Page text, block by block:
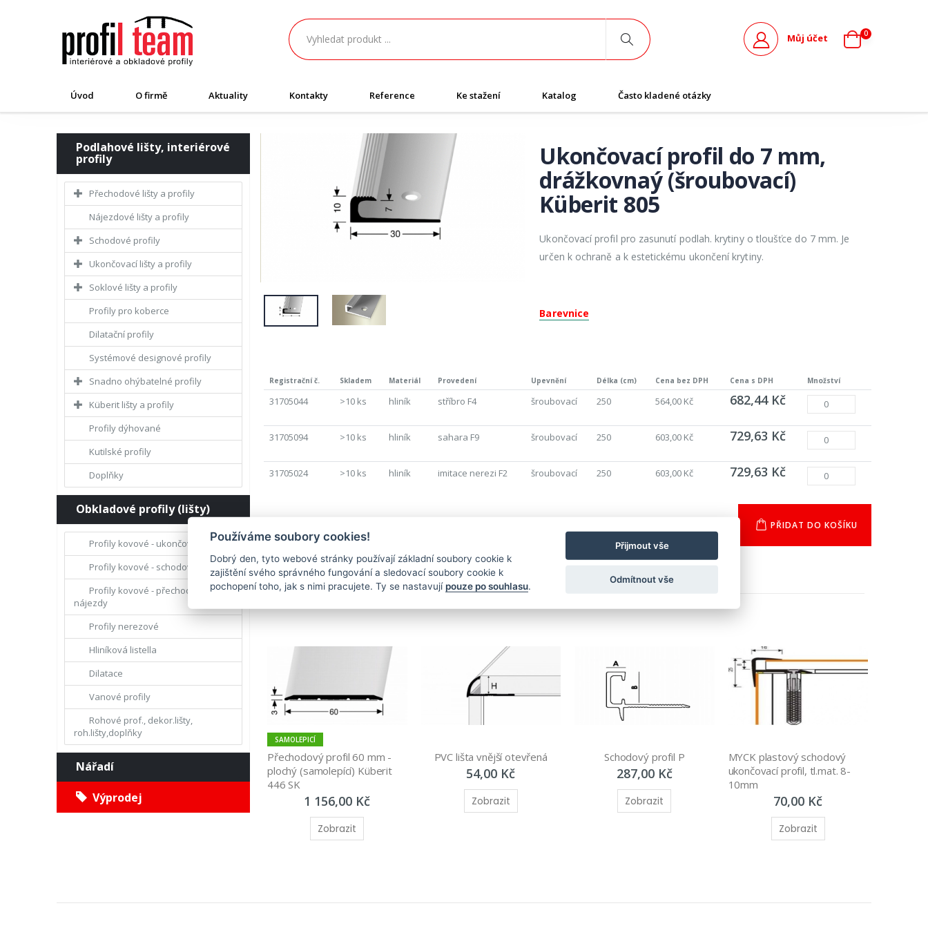
Můj účet 0
Úvod O firmě Aktuality Kontakty Reference Ke stažení Katalog Často kladené otázky
Podlahové lišty, interiérové
profily
Přechodové lišty a profily
Nájezdové lišty a profily
Schodové profily
Ukončovací lišty a profily
Soklové lišty a profily
Profily pro koberce
Dilatační profily
Systémové designové profily
Snadno ohýbatelné profily
Küberit lišty a profily
Profily dýhované
Kutilské profily
Doplňky
Obkladové profily (lišty)
Profily kovové - ukončovací
Profily kovové - schodové hrany
Profily kovové - přechody a
nájezdy
Profily nerezové
Hliníková listella
Dilatace
Vanové profily
Rohové prof., dekor.lišty,
roh.lišty,doplňky
Nářadí
Výprodej
Ukončovací profil do 7 mm,
drážkovnaý (šroubovací)
Küberit 805
Ukončovací profil pro zasunutí podlah. krytiny o tloušťce do 7 mm. Je
určen k ochraně a k estetickému ukončení krytiny.
Barevnice
Registrační č. Skladem Materiál Provedení Upevnění Délka (cm) Cena bez DPH Cena s DPH Množství
31705044 >10 ks hliník stříbro F4 šroubovací 250 564,00 Kč 682,44 Kč
31705094 >10 ks hliník sahara F9 šroubovací 250 603,00 Kč 729,63 Kč
31705024 >10 ks hliník imitace nerezi F2 šroubovací 250 603,00 Kč 729,63 Kč
PŘIDAT DO KOŠÍKU
SAMOLEPICÍ
Přechodový profil 60 mm -
plochý (samolepící) Küberit
446 SK
1 156,00 Kč
Zobrazit
PVC lišta vnější otevřená
54,00 Kč
Zobrazit
Schodový profil P
287,00 Kč
Zobrazit
MYCK plastový schodový
ukončovací profil, tl.mat. 8-
10mm
70,00 Kč
Zobrazit
Používáme soubory cookies!
Dobrý den, tyto webové stránky používají základní soubory cookie k
zajištění svého správného fungování a sledovací soubory cookie k
pochopení toho, jak s nimi pracujete. Ty se nastavují pouze po souhlasu.
Přijmout vše
Odmítnout vše